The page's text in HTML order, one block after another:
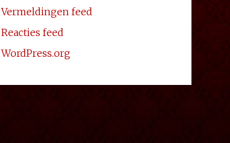
Vermeldingen feed
Reacties feed
WordPress.org